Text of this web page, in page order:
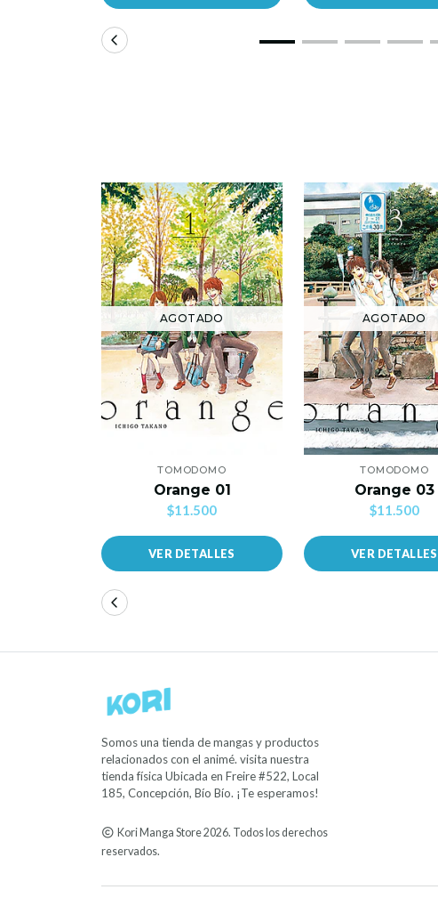
AGOTADO
TOMODOMO
Orange 01
$11.500
VER DETALLES
AGOTADO
TOMODOMO
Orange 03
$11.500
VER DETALLES
Somos una tienda de mangas y productos
relacionados con el animé. visita nuestra
tienda física Ubicada en Freire #522, Local
185, Concepción, Bío Bío. ¡Te esperamos!
Kori Manga Store 2026. Todos los derechos
reservados.